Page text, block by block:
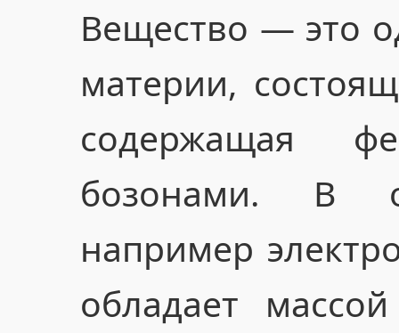
Вещество — это
материи,
содержащая
бозонами. В
например
обладает